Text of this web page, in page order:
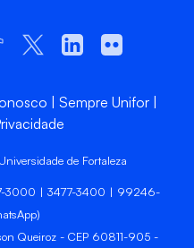
Sempre Unifor
de Fortaleza
3000 | 3477-3400 | 99246-
Queiroz - CEP 60811-905 -